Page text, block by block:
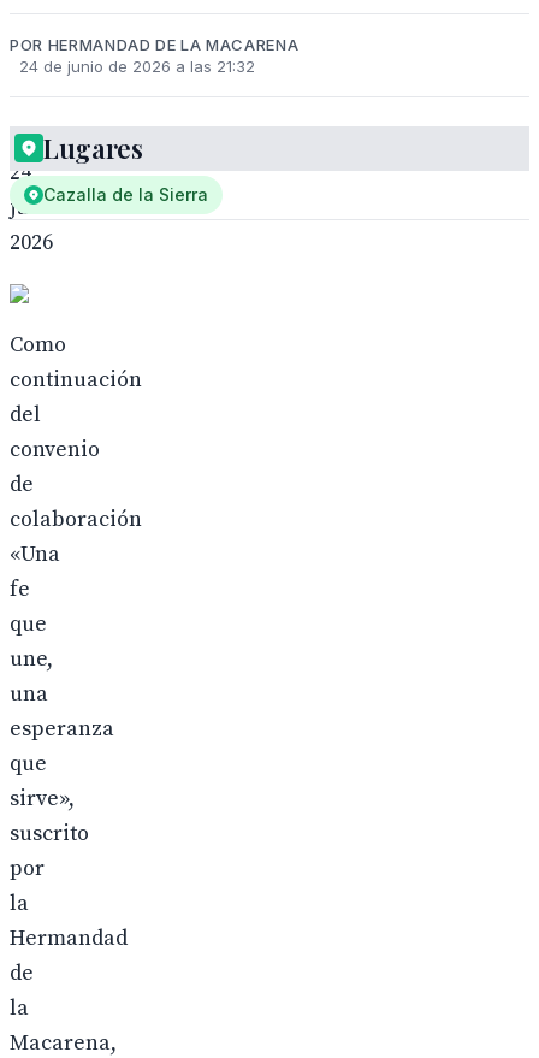
POR HERMANDAD DE LA MACARENA
24 de junio de 2026 a las 21:32
24
junio
2026
Como
continuación
del
convenio
de
colaboración
«Una
fe
que
une,
una
esperanza
que
sirve»,
suscrito
por
la
Hermandad
de
la
Macarena,
Lugares
Cazalla de la Sierra